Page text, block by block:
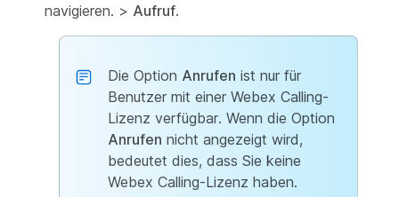
navigieren. > Aufruf.
Die Option Anrufen ist nur für
Benutzer mit einer Webex Calling-
Lizenz verfügbar. Wenn die Option
Anrufen nicht angezeigt wird,
bedeutet dies, dass Sie keine
Webex Calling-Lizenz haben.